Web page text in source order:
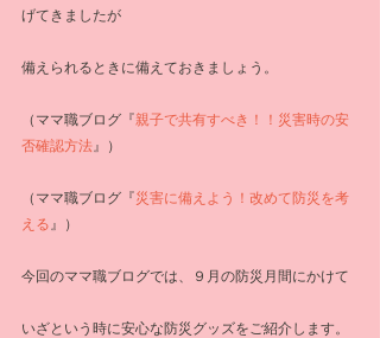
げてきましたが
備えられるときに備えておきましょう。
（ママ職ブログ『親子で共有すべき！！災害時の安
否確認方法』）
（ママ職ブログ『災害に備えよう！改めて防災を考
える』）
今回のママ職ブログでは、９月の防災月間にかけて
いざという時に安心な防災グッズをご紹介します。